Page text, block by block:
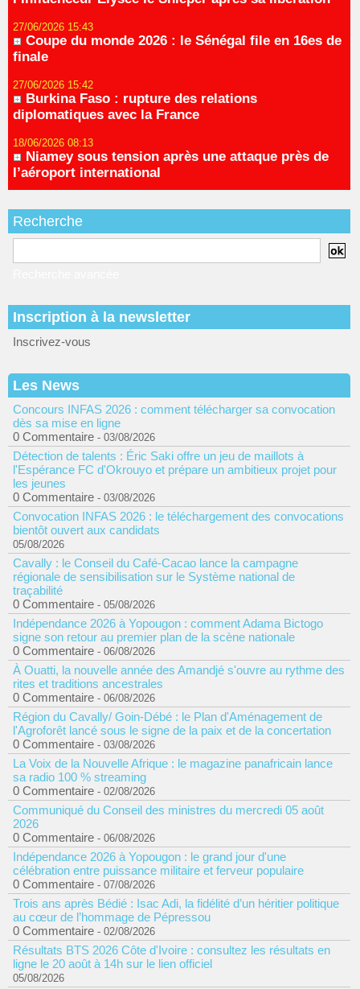
27/06/2026 15:43
Coupe du monde 2026 : le Sénégal file en 16es de
finale
27/06/2026 15:42
Burkina Faso : rupture des relations
diplomatiques avec la France
18/06/2026 08:13
Niamey sous tension après une attaque près de
l’aéroport international
Recherche
Inscription à la newsletter
Inscrivez-vous
Les News
Concours INFAS 2026 : comment télécharger sa convocation
dès sa mise en ligne
0 Commentaire - 03/08/2026
Détection de talents : Éric Saki offre un jeu de maillots à
l'Espérance FC d'Okrouyo et prépare un ambitieux projet pour
les jeunes
0 Commentaire - 03/08/2026
Convocation INFAS 2026 : le téléchargement des convocations
bientôt ouvert aux candidats
05/08/2026
Cavally : le Conseil du Café-Cacao lance la campagne
régionale de sensibilisation sur le Système national de
traçabilité
0 Commentaire - 05/08/2026
Indépendance 2026 à Yopougon : comment Adama Bictogo
signe son retour au premier plan de la scène nationale
0 Commentaire - 06/08/2026
À Ouatti, la nouvelle année des Amandjé s'ouvre au rythme des
rites et traditions ancestrales
0 Commentaire - 06/08/2026
Région du Cavally/ Goin-Débé : le Plan d'Aménagement de
l'Agroforêt lancé sous le signe de la paix et de la concertation
0 Commentaire - 03/08/2026
La Voix de la Nouvelle Afrique : le magazine panafricain lance
sa radio 100 % streaming
0 Commentaire - 02/08/2026
Communiqué du Conseil des ministres du mercredi 05 août
2026
0 Commentaire - 06/08/2026
Indépendance 2026 à Yopougon : le grand jour d'une
célébration entre puissance militaire et ferveur populaire
0 Commentaire - 07/08/2026
Trois ans après Bédié : Isac Adi, la fidélité d’un héritier politique
au cœur de l’hommage de Pépressou
0 Commentaire - 02/08/2026
Résultats BTS 2026 Côte d'Ivoire : consultez les résultats en
ligne le 20 août à 14h sur le lien officiel
05/08/2026